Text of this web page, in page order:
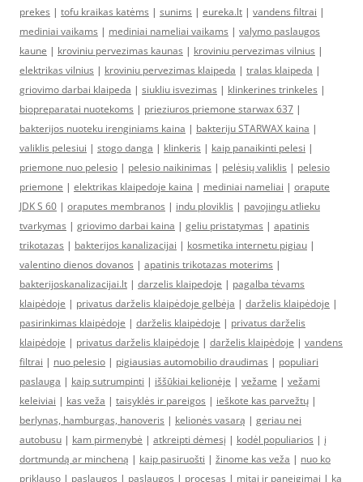
prekes | tofu kraikas katėms | sunims | eureka.lt | vandens filtrai |
mediniai vaikams | mediniai nameliai vaikams | valymo paslaugos
kaune | kroviniu pervezimas kaunas | kroviniu pervezimas vilnius |
elektrikas vilnius | kroviniu pervezimas klaipeda | tralas klaipeda |
griovimo darbai klaipeda | siukliu isvezimas | klinkerines trinkeles |
biopreparatai nuotekoms | prieziuros priemone starwax 637 |
bakterijos nuoteku irenginiams kaina | bakteriju STARWAX kaina |
valiklis pelesiui | stogo danga | klinkeris | kaip panaikinti pelesi |
priemone nuo pelesio | pelesio naikinimas | pelėsių valiklis | pelesio
priemone | elektrikas klaipedoje kaina | mediniai nameliai | orapute
JDK S 60 | oraputes membranos | indu ploviklis | pavojingu atlieku
tvarkymas | griovimo darbai kaina | geliu pristatymas | apatinis
trikotazas | bakterijos kanalizacijai | kosmetika internetu pigiau |
valentino dienos dovanos | apatinis trikotazas moterims |
bakterijoskanalizacijai.lt | darzelis klaipedoje | pagalba tėvams
klaipėdoje | privatus darželis klaipėdoje gelbėja | darželis klaipėdoje |
pasirinkimas klaipėdoje | darželis klaipėdoje | privatus darželis
klaipėdoje | privatus darželis klaipėdoje | darželis klaipėdoje | vandens
filtrai | nuo pelesio | pigiausias automobilio draudimas | populiari
paslauga | kaip sutrumpinti | iššūkiai kelionėje | vežame | vežami
keleiviai | kas veža | taisyklės ir pareigos | ieškote kas parvežtų |
berlynas, hamburgas, hanoveris | kelionės vasarą | geriau nei
autobusu | kam pirmenybė | atkreipti dėmesį | kodėl populiarios | į
dortmundą ar mincheną | kaip pasiruošti | žinome kas veža | nuo ko
priklauso | paslaugos | paslaugos | procesas | mitai ir paneigimai | ką